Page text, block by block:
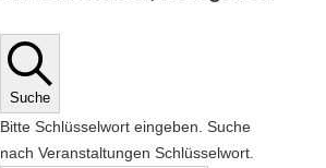
Suche
Bitte Schlüsselwort eingeben. Suche
nach Veranstaltungen Schlüsselwort.